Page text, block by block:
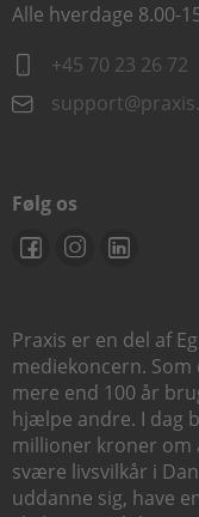
Alle hverdage 8.00-
+45 70 23 26 72
Følg os
Praxis er en del af
mediekoncern.
mere end 100 år
hjælpe andre. I dag
millioner kroner om
svære livsvilkår i
uddanne sig, have